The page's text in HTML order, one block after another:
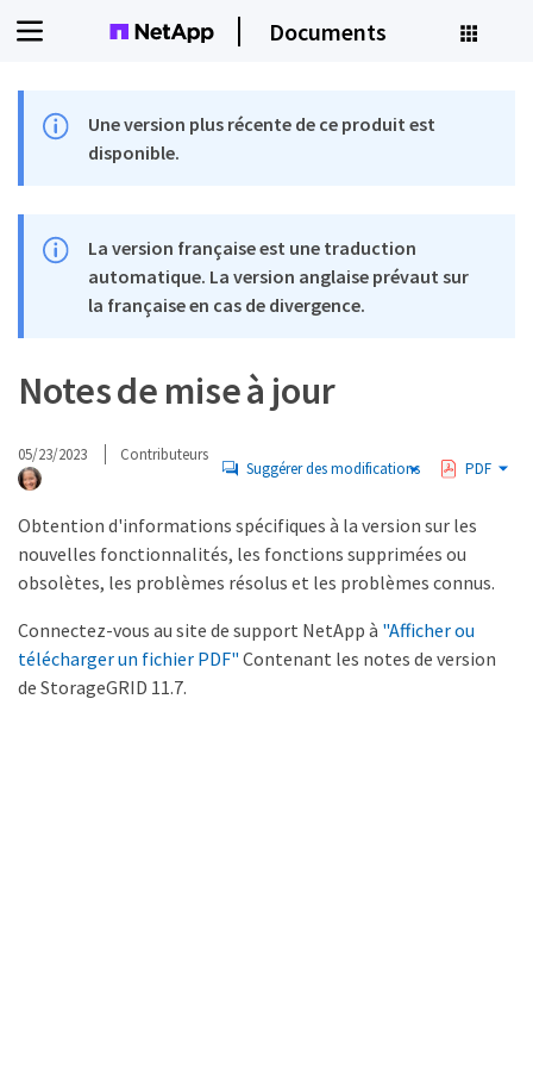
Documents
Une version plus récente de ce produit est
disponible.
La version française est une traduction
automatique. La version anglaise prévaut sur
la française en cas de divergence.
Notes de mise à jour
05/23/2023 Contributeurs
Suggérer des modifications PDF
Obtention d'informations spécifiques à la version sur les
nouvelles fonctionnalités, les fonctions supprimées ou
obsolètes, les problèmes résolus et les problèmes connus.
Connectez-vous au site de support NetApp à "Afficher ou
télécharger un fichier PDF" Contenant les notes de version
de StorageGRID 11.7.